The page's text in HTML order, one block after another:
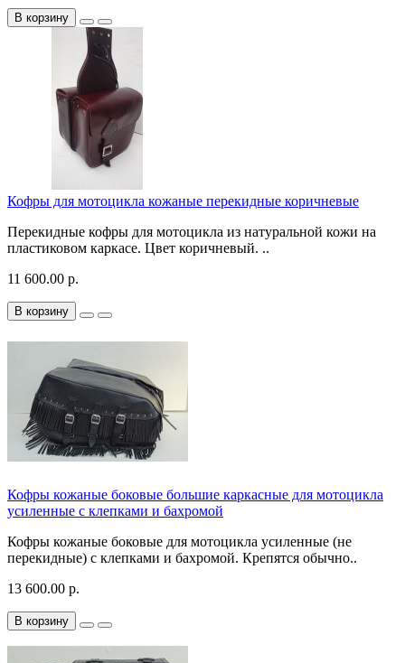
В корзину
Кофры для мотоцикла кожаные перекидные коричневые
Перекидные кофры для мотоцикла из натуральной кожи на
пластиковом каркасе. Цвет коричневый. ..
11 600.00 р.
В корзину
Кофры кожаные боковые большие каркасные для мотоцикла
усиленные с клепками и бахромой
Кофры кожаные боковые для мотоцикла усиленные (не
перекидные) с клепками и бахромой. Крепятся обычно..
13 600.00 р.
В корзину